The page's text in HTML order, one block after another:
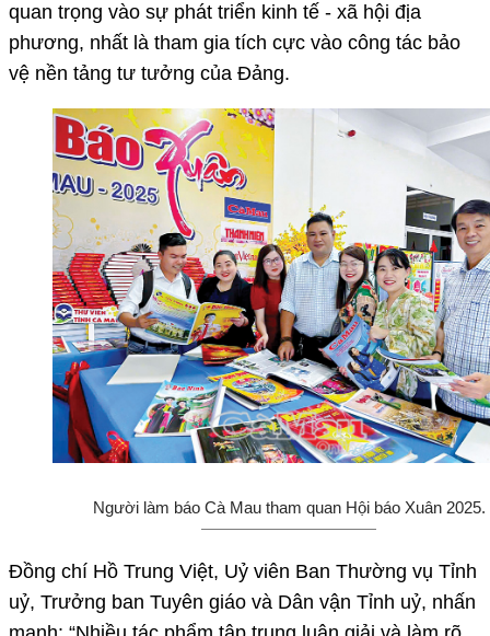
quan trọng vào sự phát triển kinh tế - xã hội địa
phương, nhất là tham gia tích cực vào công tác bảo
vệ nền tảng tư tưởng của Ðảng.
Người làm báo Cà Mau tham quan Hội báo Xuân 2025.
Ðồng chí Hồ Trung Việt, Uỷ viên Ban Thường vụ Tỉnh
uỷ, Trưởng ban Tuyên giáo và Dân vận Tỉnh uỷ, nhấn